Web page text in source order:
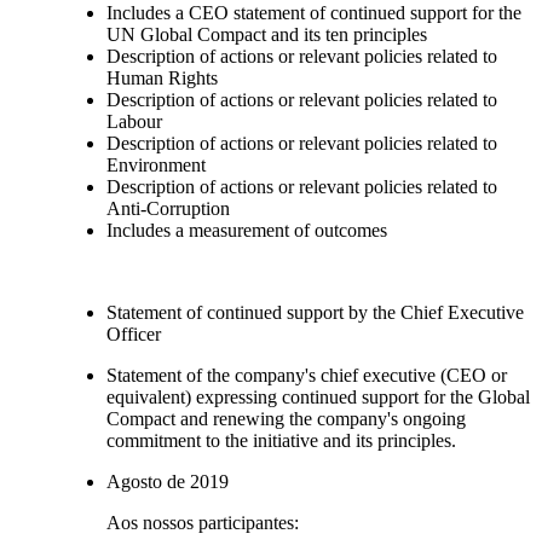
Includes a CEO statement of continued support for the
UN Global Compact and its ten principles
Description of actions or relevant policies related to
Human Rights
Description of actions or relevant policies related to
Labour
Description of actions or relevant policies related to
Environment
Description of actions or relevant policies related to
Anti-Corruption
Includes a measurement of outcomes
Statement of continued support by the Chief Executive
Officer
Statement of the company's chief executive (CEO or
equivalent) expressing continued support for the Global
Compact and renewing the company's ongoing
commitment to the initiative and its principles.
Agosto de 2019
Aos nossos participantes: